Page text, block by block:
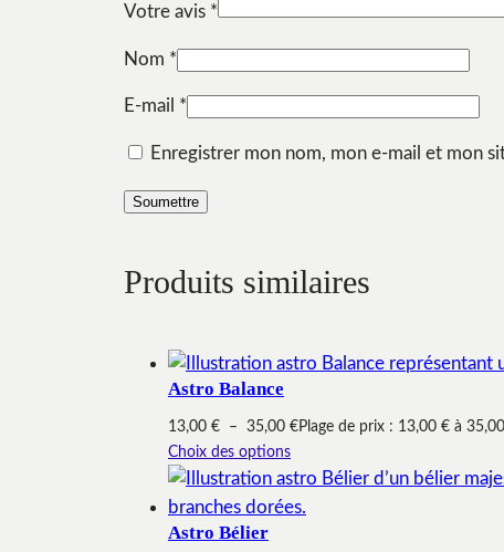
Votre avis *
Nom *
E-mail *
Enregistrer mon nom, mon e-mail et mon
Produits similaires
Astro Balance
13,00 € – 35,00 €Plage de prix : 13,00 € à
Choix des options
Astro Bélier